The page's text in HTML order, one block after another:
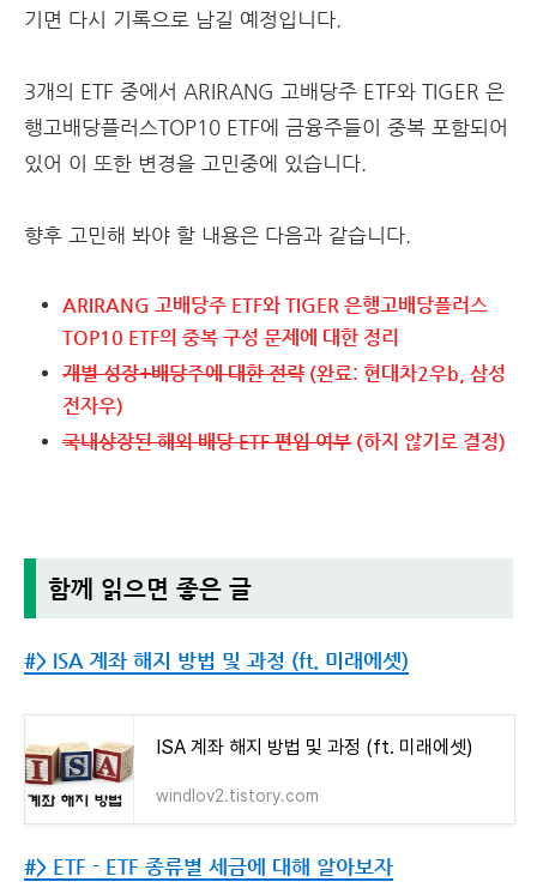
기면 다시 기록으로 남길 예정입니다.
3개의 ETF 중에서 ARIRANG 고배당주 ETF와 TIGER 은
행고배당플러스TOP10 ETF에 금융주들이 중복 포함되어
있어 이 또한 변경을 고민중에 있습니다.
향후 고민해 봐야 할 내용은 다음과 같습니다.
ARIRANG 고배당주 ETF와 TIGER 은행고배당플러스
TOP10 ETF의 중복 구성 문제에 대한 정리
개별 성장+배당주에 대한 전략 (완료: 현대차2우b, 삼성
전자우)
국내상장된 해외 배당 ETF 편입 여부 (하지 않기로 결정)
함께 읽으면 좋은 글
#> ISA 계좌 해지 방법 및 과정 (ft. 미래에셋)
ISA 계좌 해지 방법 및 과정 (ft. 미래에셋)
windlov2.tistory.com
#> ETF - ETF 종류별 세금에 대해 알아보자